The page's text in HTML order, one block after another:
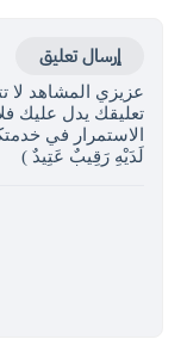
إرسال تعليق
عزيزي المشاهد لا
تعليقك يدل عليك
الاستمرار في
لَدَيْهِ رَقِيبٌ عَتِيدٌ )